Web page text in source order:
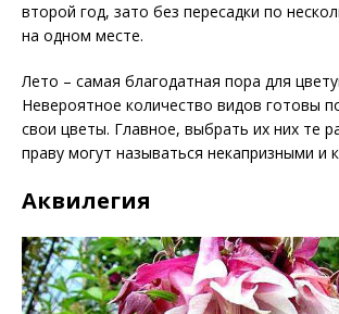
второй год, зато без пересадки по
на одном месте.
Лето – самая благодатная пора для
Невероятное количество видов готовы
свои цветы. Главное, выбрать их них те
праву могут называться некапризными и
Аквилегия